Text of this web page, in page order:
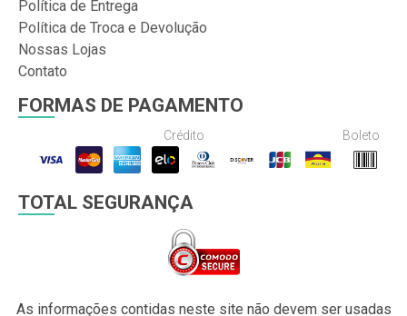
Política de Entrega
Política de Troca e Devolução
Nossas Lojas
Contato
FORMAS DE PAGAMENTO
Crédito Boleto
TOTAL SEGURANÇA
As informações contidas neste site não devem ser usadas